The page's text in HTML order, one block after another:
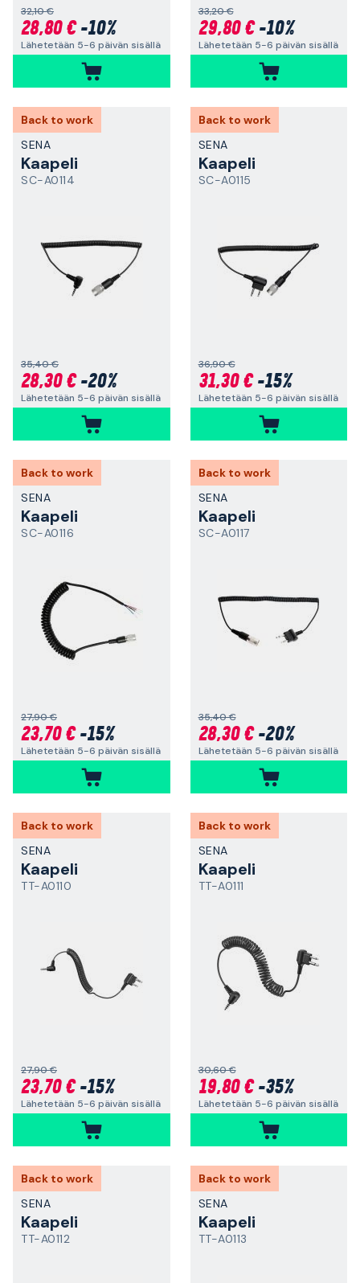
32,10 €
28,80 €-10%
Lähetetään 5-6 päivän sisällä
33,20 €
29,80 €-10%
Lähetetään 5-6 päivän sisällä
Back to work
SENA
Kaapeli
SC-A0114
35,40 €
28,30 €-20%
Lähetetään 5-6 päivän sisällä
Back to work
SENA
Kaapeli
SC-A0115
36,90 €
31,30 €-15%
Lähetetään 5-6 päivän sisällä
Back to work
SENA
Kaapeli
SC-A0116
27,90 €
23,70 €-15%
Lähetetään 5-6 päivän sisällä
Back to work
SENA
Kaapeli
SC-A0117
35,40 €
28,30 €-20%
Lähetetään 5-6 päivän sisällä
Back to work
SENA
Kaapeli
TT-A0110
27,90 €
23,70 €-15%
Lähetetään 5-6 päivän sisällä
Back to work
SENA
Kaapeli
TT-A0111
30,60 €
19,80 €-35%
Lähetetään 5-6 päivän sisällä
Back to work
SENA
Kaapeli
TT-A0112
Back to work
SENA
Kaapeli
TT-A0113